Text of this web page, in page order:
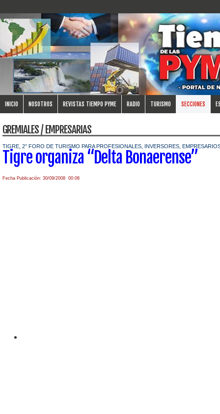
INICIO NOSOTROS REVISTAS TIEMPO PYME RADIO TURISMO SECCIONES
GREMIALES / EMPRESARIAS
TIGRE, 2° FORO DE TURISMO PARA PROFESIONALES, INVERSORES,
Tigre organiza “Delta Bonaerense”
Fecha Publicación: 30/09/2008 00:08